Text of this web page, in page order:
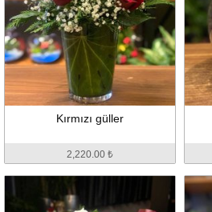
Kırmızı güller
2,220.00 ₺